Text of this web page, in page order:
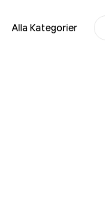
Alla Kategorier